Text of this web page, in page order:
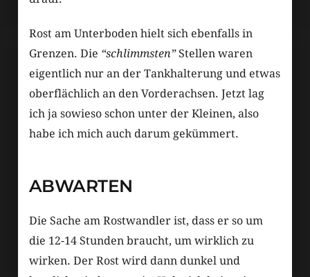
Rost am Unterboden hielt sich ebenfalls in
Grenzen. Die “schlimmsten”Stellen waren
eigentlich nur an der Tankhalterung und etwas
oberflächlich an den Vorderachsen. Jetzt lag
ich ja sowieso schon unter der Kleinen, also
habe ich mich auch darum gekümmert.
ABWARTEN
Die Sache am Rostwandler ist, dass er so um
die 12-14 Stunden braucht, um wirklich zu
wirken. Der Rost wird dann dunkel und